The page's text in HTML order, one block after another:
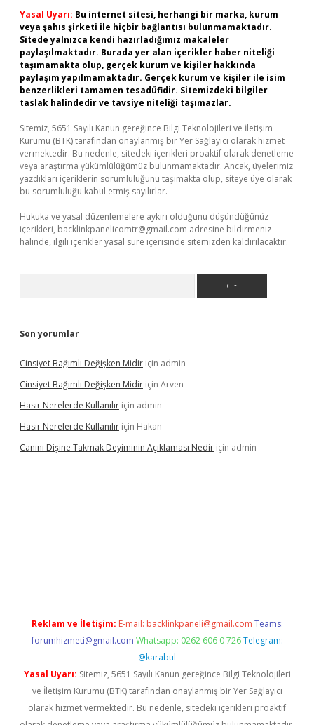
Yasal Uyarı: Bu internet sitesi, herhangi bir marka, kurum
veya şahıs şirketi ile hiçbir bağlantısı bulunmamaktadır.
Sitede yalnızca kendi hazırladığımız makaleler
paylaşılmaktadır. Burada yer alan içerikler haber niteliği
taşımamakta olup, gerçek kurum ve kişiler hakkında
paylaşım yapılmamaktadır. Gerçek kurum ve kişiler ile isim
benzerlikleri tamamen tesadüfidir. Sitemizdeki bilgiler
taslak halindedir ve tavsiye niteliği taşımazlar.
Sitemiz, 5651 Sayılı Kanun gereğince Bilgi Teknolojileri ve İletişim
Kurumu (BTK) tarafından onaylanmış bir Yer Sağlayıcı olarak hizmet
vermektedir. Bu nedenle, sitedeki içerikleri proaktif olarak denetleme
veya araştırma yükümlülüğümüz bulunmamaktadır. Ancak, üyelerimiz
yazdıkları içeriklerin sorumluluğunu taşımakta olup, siteye üye olarak
bu sorumluluğu kabul etmiş sayılırlar.
Hukuka ve yasal düzenlemelere aykırı olduğunu düşündüğünüz
içerikleri, backlinkpanelicomtr@gmail.com adresine bildirmeniz
halinde, ilgili içerikler yasal süre içerisinde sitemizden kaldırılacaktır.
Son yorumlar
Cinsiyet Bağımlı Değişken Midir için admin
Cinsiyet Bağımlı Değişken Midir için Arven
Hasır Nerelerde Kullanılır için admin
Hasır Nerelerde Kullanılır için Hakan
Canını Dişine Takmak Deyiminin Açıklaması Nedir için admin
Reklam ve İletişim: E-mail: backlinkpaneli@gmail.com Teams:
forumhizmeti@gmail.com Whatsapp: 0262 606 0 726 Telegram:
@karabul
Yasal Uyarı: Sitemiz, 5651 Sayılı Kanun gereğince Bilgi Teknolojileri
ve İletişim Kurumu (BTK) tarafından onaylanmış bir Yer Sağlayıcı
olarak hizmet vermektedir. Bu nedenle, sitedeki içerikleri proaktif